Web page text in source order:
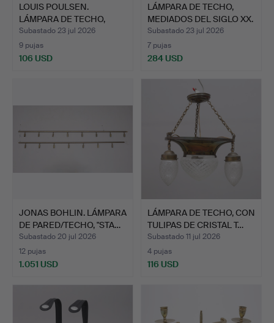
LOUIS POULSEN.
LÁMPARA DE TECHO,
"VERKSTAD…
Subastado 23 jul 2026
9 pujas
106 USD
LÁMPARA DE TECHO,
MEDIADOS DEL SIGLO XX.
Subastado 23 jul 2026
7 pujas
284 USD
JONAS BOHLIN. LÁMPARA
DE PARED/TECHO, "STA…
Subastado 20 jul 2026
12 pujas
1.051 USD
LÁMPARA DE TECHO, CON
TULIPAS DE CRISTAL T…
Subastado 11 jul 2026
4 pujas
116 USD